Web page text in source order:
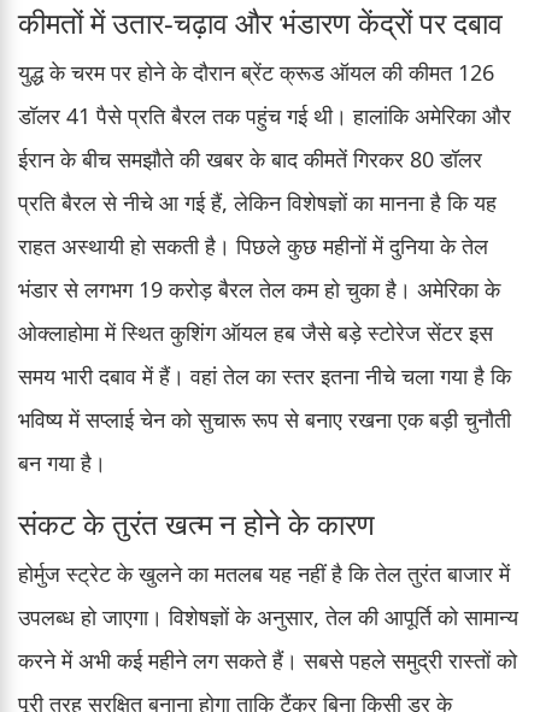
कीमतों में उतार-चढ़ाव और भंडारण केंद्रों पर दबाव
युद्ध के चरम पर होने के दौरान ब्रेंट क्रूड ऑयल की कीमत 126
डॉलर 41 पैसे प्रति बैरल तक पहुंच गई थी। हालांकि अमेरिका और
ईरान के बीच समझौते की खबर के बाद कीमतें गिरकर 80 डॉलर
प्रति बैरल से नीचे आ गई हैं, लेकिन विशेषज्ञों का मानना है कि यह
राहत अस्थायी हो सकती है। पिछले कुछ महीनों में दुनिया के तेल
भंडार से लगभग 19 करोड़ बैरल तेल कम हो चुका है। अमेरिका के
ओक्लाहोमा में स्थित कुशिंग ऑयल हब जैसे बड़े स्टोरेज सेंटर इस
समय भारी दबाव में हैं। वहां तेल का स्तर इतना नीचे चला गया है कि
भविष्य में सप्लाई चेन को सुचारू रूप से बनाए रखना एक बड़ी चुनौती
बन गया है।
संकट के तुरंत खत्म न होने के कारण
होर्मुज स्ट्रेट के खुलने का मतलब यह नहीं है कि तेल तुरंत बाजार में
उपलब्ध हो जाएगा। विशेषज्ञों के अनुसार, तेल की आपूर्ति को सामान्य
करने में अभी कई महीने लग सकते हैं। सबसे पहले समुद्री रास्तों को
पूरी तरह सुरक्षित बनाना होगा ताकि टैंकर बिना किसी डर के